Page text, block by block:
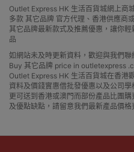
Outlet Express HK 生活百貨城網上商
多款 其它品牌 官方代理、香港供應商
其它品牌最新款式及推薦優惠，讓你
品
如網站未及時更新資料，歡迎與我們聯
Buy 其它品牌 price in outletexpress
Outlet Express HK 生活百貨城在香港
資料及價錢實惠借批發優惠以及公司學
更可送到香港或澳門而部份產品比團
及優點缺點，請留意我們最新產品價格